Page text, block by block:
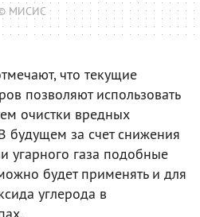
МИСИС
что текущие
позволяют использовать
очистки вредных
будущем за счет снижения
угарного газа подобные
будет применять и для
углерода в